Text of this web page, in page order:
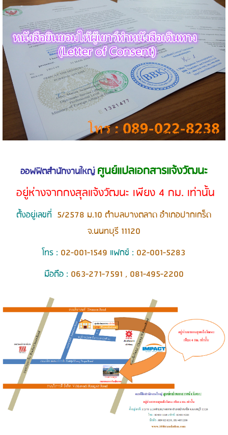
ออฟฟิตสำนักงานใหญ่ ศูนย์แปลเอกสารแจ้งวัฒนะ
อยู่ห่างจากกงสุลแจ้งวัฒนะ เพียง 4 กม. เท่านั้น
ตั้งอยู่เลขที่ 5/2578 ม.10 ตำบลบางตลาด อำเภอปากเกร็ด
จ.นนทบุรี 11120
โทร : 02-001-1549 แฟกซ์ : 02-001-5283
มือถือ : 063-271-7591 , 081-495-2200